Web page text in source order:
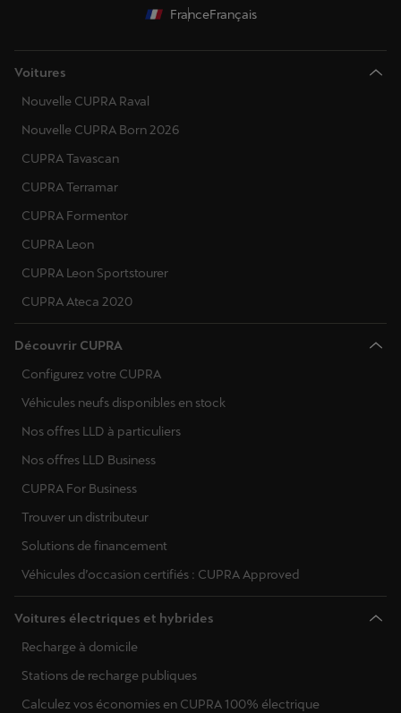
FranceFrançais
Voitures
Nouvelle CUPRA Raval
Nouvelle CUPRA Born 2026
CUPRA Tavascan
CUPRA Terramar
CUPRA Formentor
CUPRA Leon
CUPRA Leon Sportstourer
CUPRA Ateca 2020
Découvrir CUPRA
Configurez votre CUPRA
Véhicules neufs disponibles en stock
Nos offres LLD à particuliers
Nos offres LLD Business
CUPRA For Business
Trouver un distributeur
Solutions de financement
Véhicules d’occasion certifiés : CUPRA Approved
Voitures électriques et hybrides
Recharge à domicile
Stations de recharge publiques
Calculez vos économies en CUPRA 100% électrique